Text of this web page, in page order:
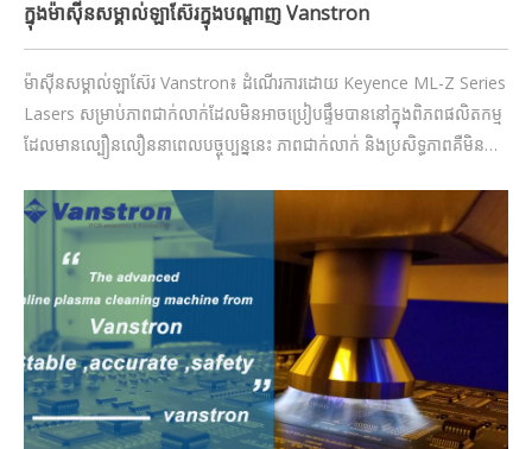
ក្នុងម៉ាស៊ីនសម្គាល់ឡាស៊ែរក្នុងបណ្តាញ Vanstron
ម៉ាស៊ីនសម្គាល់ឡាស៊ែរ Vanstron៖ ដំណើរការដោយ Keyence ML-Z Series
Lasers សម្រាប់ភាពជាក់លាក់ដែលមិនអាចប្រៀបផ្ទឹមបាននៅក្នុងពិភពផលិតកម្ម
ដែលមានល្បឿនលឿននាពេលបច្ចុប្បន្ននេះ ភាពជាក់លាក់ និងប្រសិទ្ធភាពគឺមិន
ឡាស៊ែរឧស្សាហកម្ម Vanstron មានមោទនភាពក្នុងការផ្តល់ជូននូវការឈានមុខ
គេលំដាប់ពិភពលោក q